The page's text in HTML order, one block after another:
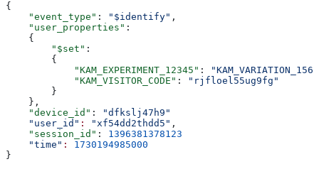
{
    "event_type"
: "$identify" ,
    "user_properties"
:
    {
        "$set"
:
        {
            "KAM_EXPERIMENT_12345"
:
            "KAM_VISITOR_CODE"
:
"rjfloel55ug9fg"
        }
    },
    "device_id"
:
"dfkslj47h9"
    "user_id"
: "xf54dd2thdd5" ,
    "session_id"
: 1396381378123
    "time"
:
1730194985000
}